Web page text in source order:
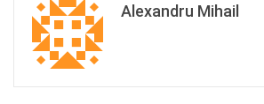
Alexandru Mihail